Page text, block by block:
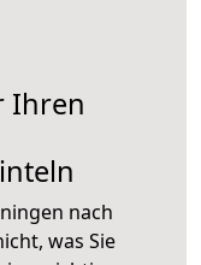
Ihren
nach
was Sie